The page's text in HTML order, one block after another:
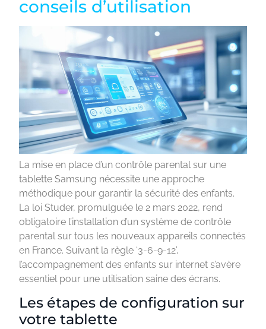
conseils d’utilisation
La mise en place d’un contrôle parental sur une
tablette Samsung nécessite une approche
méthodique pour garantir la sécurité des enfants.
La loi Studer, promulguée le 2 mars 2022, rend
obligatoire l’installation d’un système de contrôle
parental sur tous les nouveaux appareils connectés
en France. Suivant la règle ‘3-6-9-12’,
l’accompagnement des enfants sur internet s’avère
essentiel pour une utilisation saine des écrans.
Les étapes de configuration sur
votre tablette